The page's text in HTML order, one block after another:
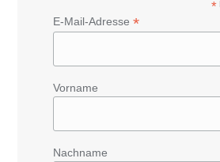
*
E-Mail-Adresse *
Vorname
Nachname